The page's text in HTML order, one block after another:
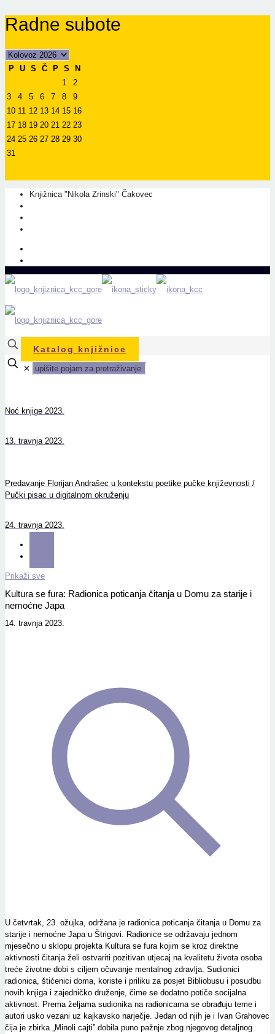
Radne subote
P U S Č P S
N
1
2
3
4 5 6 7 8
9
10 11 12 13 14 15 16
17 18 19 20 21 22 23
24 25 26 27 28 29 30
31
Knjižnica "Nikola Zrinski" Čakovec
Katalog knjižnice
✕
Noć knjige 2023.
13. travnja 2023.
Predavanje Florijan Andrašec u kontekstu poetike pučke književnosti /
Pučki pisac u digitalnom okruženju
24. travnja 2023.
Prikaži sve
Kultura se fura: Radionica poticanja čitanja u Domu za starije i
nemoćne Japa
14. travnja 2023.
U četvrtak, 23. ožujka, održana je radionica poticanja čitanja u Domu za
starije i nemoćne Japa u Štrigovi. Radionice se održavaju jednom
mjesečno u sklopu projekta Kultura se fura kojim se kroz direktne
aktivnosti čitanja želi ostvariti pozitivan utjecaj na kvalitetu života osoba
treće životne dobi s ciljem očuvanje mentalnog zdravlja. Sudionici
radionica, štićenici doma, koriste i priliku za posjet Bibliobusu i posudbu
novih knjiga i zajedničko druženje, čime se dodatno potiče socijalna
aktivnost. Prema željama sudionika na radionicama se obrađuju teme i
autori usko vezani uz kajkavsko narječje. Jedan od njih je i Ivan Grahovec
čija je zbirka „Minoli cajti” dobila puno pažnje zbog njegovog detaljnog